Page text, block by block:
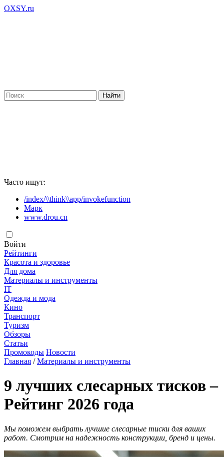
OXSY.ru
Часто ищут:
/index/\\think\\app/invokefunction
Марк
www.drou.cn
Войти
Рейтинги
Красота и здоровье
Для дома
Материалы и инструменты
IT
Одежда и мода
Кино
Транспорт
Туризм
Обзоры
Статьи
Промокоды Новости
Главная /Материалы и инструменты
9 лучших слесарных тисков –
Рейтинг 2026 года
Мы поможем выбрать лучшие слесарные тиски для ваших
работ. Смотрим на надежность конструкции, бренд и цены.